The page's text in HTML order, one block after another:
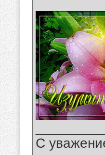
С